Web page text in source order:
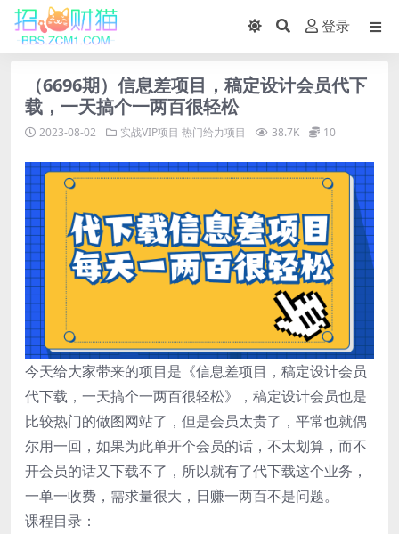
登录
（6696期）信息差项目，稿定设计会员代下
载，一天搞个一两百很轻松
2023-08-02 实战VIP项目 热门给力项目 38.7K 10
今天给大家带来的项目是《信息差项目，稿定设计会员
代下载，一天搞个一两百很轻松》，稿定设计会员也是
比较热门的做图网站了，但是会员太贵了，平常也就偶
尔用一回，如果为此单开个会员的话，不太划算，而不
开会员的话又下载不了，所以就有了代下载这个业务，
一单一收费，需求量很大，日赚一两百不是问题。
课程目录：